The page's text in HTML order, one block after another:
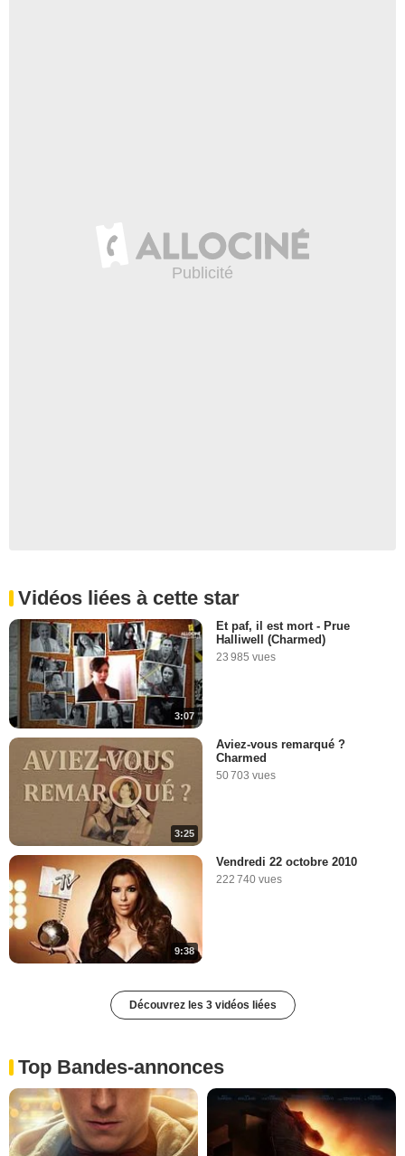
Vidéos liées à cette star
3:07
Et paf, il est mort - Prue
Halliwell (Charmed)
23 985 vues
3:25
Aviez-vous remarqué ?
Charmed
50 703 vues
9:38
Vendredi 22 octobre 2010
222 740 vues
Découvrez les 3 vidéos liées
Top Bandes-annonces